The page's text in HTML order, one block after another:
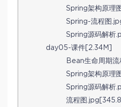
Spring架构原理
Spring-流程图
Spring源码解析
day05-课件[2.34M]
Bean生命周期
Spring架构原理
Spring源码解析
流程图